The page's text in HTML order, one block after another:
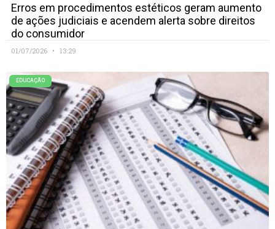
Erros em procedimentos estéticos geram aumento
de ações judiciais e acendem alerta sobre direitos
do consumidor
01/07/2026 13:29
EDUCAÇÃO